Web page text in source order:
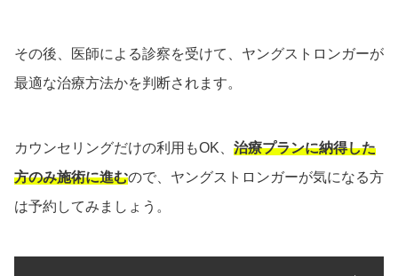
その後、医師による診察を受けて、ヤングストロンガーが
最適な治療方法かを判断されます。
カウンセリングだけの利用もOK、 治療プランに納得した
方のみ施術に進むので、ヤングストロンガーが気になる方
は予約してみましょう。